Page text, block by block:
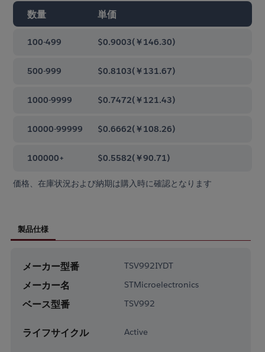
数量 単価
100-499 $0.9003(￥146.30)
500-999 $0.8103(￥131.67)
1000-9999 $0.7472(￥121.43)
10000-99999 $0.6662(￥108.26)
100000+ $0.5582(￥90.71)
価格、在庫状況および納期は購入時に確認となります
製品仕様
メーカー型番 TSV992IYDT
メーカー名 STMicroelectronics
ベース型番 TSV992
ライフサイクル Active